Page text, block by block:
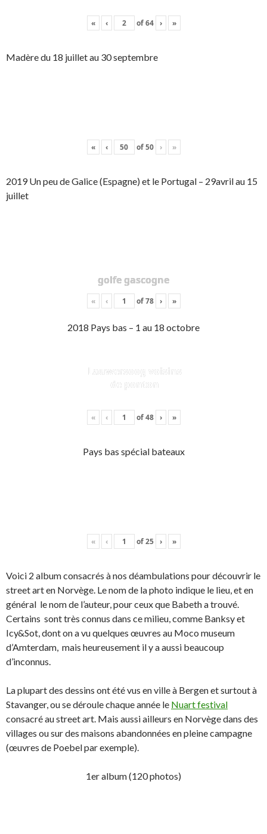
« ‹ of64 › »
Madère du 18 juillet au 30 septembre
« ‹ of50 › »
2019 Un peu de Galice (Espagne) et le Portugal – 29avril au 15
juillet
golfe gascogne
« ‹ of78 › »
2018 Pays bas – 1 au 18 octobre
Lauwersoog voisins
de ponton
« ‹ of48 › »
Pays bas spécial bateaux
« ‹ of25 › »
Voici 2 album consacrés à nos déambulations pour découvrir le
street art en Norvège. Le nom de la photo indique le lieu, et en
général le nom de l’auteur, pour ceux que Babeth a trouvé.
Certains sont très connus dans ce milieu, comme Banksy et
Icy&Sot, dont on a vu quelques œuvres au Moco museum
d’Amterdam, mais heureusement il y a aussi beaucoup
d’inconnus.
La plupart des dessins ont été vus en ville à Bergen et surtout à
Stavanger, ou se déroule chaque année le Nuart festival
consacré au street art. Mais aussi ailleurs en Norvège dans des
villages ou sur des maisons abandonnées en pleine campagne
(œuvres de Poebel par exemple).
1er album (120 photos)